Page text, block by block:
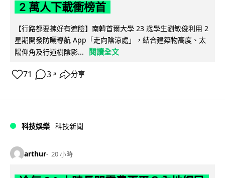
2 萬人下載衝榜首
【行路都要揀好有遮陰】南韓首爾大學 23 歲學生劉敏俊利用 2
星期開發防曬導航 App「走向陰涼處」，結合建築物高度、太
陽仰角及行道樹陰影...
閱讀全文
71 3 ↗ 分享
科技娛樂 科技新聞
arthur 20 小時